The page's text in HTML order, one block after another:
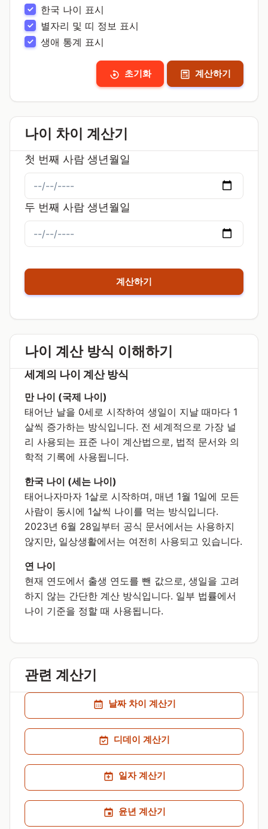
한국 나이 표시
별자리 및 띠 정보 표시
생애 통계 표시
초기화 계산하기
나이 차이 계산기
첫 번째 사람 생년월일
두 번째 사람 생년월일
계산하기
나이 계산 방식 이해하기
세계의 나이 계산 방식
만 나이 (국제 나이)
태어난 날을 0세로 시작하여 생일이 지날 때마다 1
살씩 증가하는 방식입니다. 전 세계적으로 가장 널
리 사용되는 표준 나이 계산법으로, 법적 문서와 의
학적 기록에 사용됩니다.
한국 나이 (세는 나이)
태어나자마자 1살로 시작하며, 매년 1월 1일에 모든
사람이 동시에 1살씩 나이를 먹는 방식입니다.
2023년 6월 28일부터 공식 문서에서는 사용하지
않지만, 일상생활에서는 여전히 사용되고 있습니다.
연 나이
현재 연도에서 출생 연도를 뺀 값으로, 생일을 고려
하지 않는 간단한 계산 방식입니다. 일부 법률에서
나이 기준을 정할 때 사용됩니다.
관련 계산기
날짜 차이 계산기
디데이 계산기
일자 계산기
윤년 계산기